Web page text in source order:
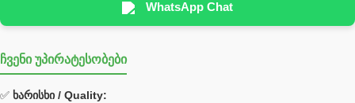
Hyva
უჟანგავი ფოლადი
WhatsApp Chat
ჩვენი უპირატესობები
✅ ხარისხი / Quality: